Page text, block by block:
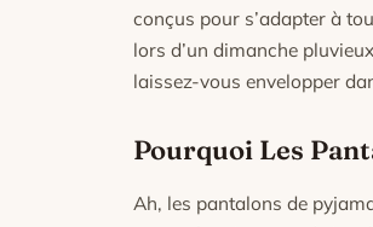
conçus pour s’adapter à
lors d’un dimanche
laissez-vous envelopper
Pourquoi Les
Ah, les pantalons de